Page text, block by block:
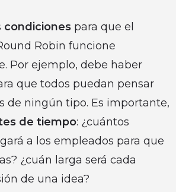
condiciones para que el
Robin funcione
Por ejemplo, debe haber
que todos puedan pensar
de ningún tipo. Es importante,
de tiempo: ¿cuántos
a los empleados para que
¿cuán larga será cada
de una idea?